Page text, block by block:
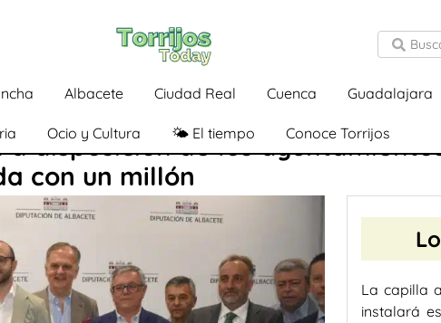
Albacete Ciudad Real Cuenca Guadalajara
Ocio y Cultura 🌤️ El tiempo Conoce Torrijos
disposición de los
con un millón
La capilla
instalará